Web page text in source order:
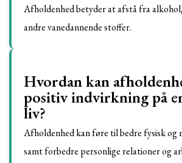
Afholdenhed betyder at afstå fra
andre vanedannende stoffer.
Hvordan kan
positiv indvirkning på
liv?
Afholdenhed kan føre til bedre fysisk og
samt forbedre personlige relationer og